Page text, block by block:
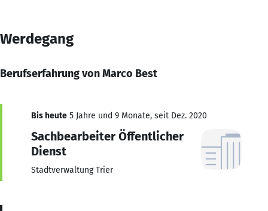
Werdegang
Berufserfahrung von Marco Best
Bis heute 5 Jahre und 9 Monate, seit Dez. 2020
Sachbearbeiter Öffentlicher
Dienst
Stadtverwaltung Trier